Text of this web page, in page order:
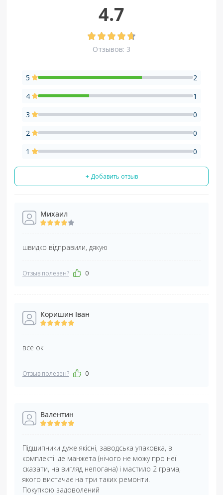
4.7
Отзывов: 3
5
2
4
1
3
0
2
0
1
0
+ Добавить отзыв
Михаил
швидко відправили, дякую
Отзыв полезен? 0
Коришин Іван
все ок
Отзыв полезен? 0
Валентин
Підшипники дуже якісні, заводська упаковка, в
комплекті іде манжета (нічого не можу про неї
сказати, на вигляд непогана) і мастило 2 грама,
якого вистачає на три таких ремонти.
Покупкою задоволений